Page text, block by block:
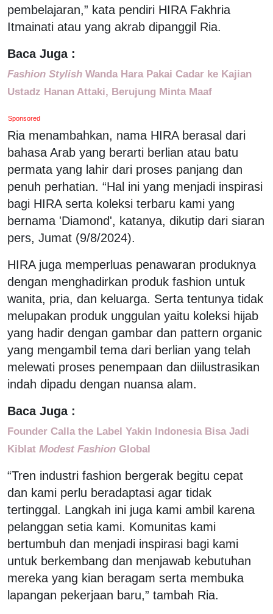
pembelajaran,” kata pendiri HIRA Fakhria
Itmainati atau yang akrab dipanggil Ria.
Baca Juga :
Fashion Stylish Wanda Hara Pakai Cadar ke Kajian
Ustadz Hanan Attaki, Berujung Minta Maaf
Sponsored
Ria menambahkan, nama HIRA berasal dari
bahasa Arab yang berarti berlian atau batu
permata yang lahir dari proses panjang dan
penuh perhatian. “Hal ini yang menjadi inspirasi
bagi HIRA serta koleksi terbaru kami yang
bernama 'Diamond', katanya, dikutip dari siaran
pers, Jumat (9/8/2024).
HIRA juga memperluas penawaran produknya
dengan menghadirkan produk fashion untuk
wanita, pria, dan keluarga. Serta tentunya tidak
melupakan produk unggulan yaitu koleksi hijab
yang hadir dengan gambar dan pattern organic
yang mengambil tema dari berlian yang telah
melewati proses penempaan dan diilustrasikan
indah dipadu dengan nuansa alam.
Baca Juga :
Founder Calla the Label Yakin Indonesia Bisa Jadi
Kiblat Modest Fashion Global
“Tren industri fashion bergerak begitu cepat
dan kami perlu beradaptasi agar tidak
tertinggal. Langkah ini juga kami ambil karena
pelanggan setia kami. Komunitas kami
bertumbuh dan menjadi inspirasi bagi kami
untuk berkembang dan menjawab kebutuhan
mereka yang kian beragam serta membuka
lapangan pekerjaan baru,” tambah Ria.